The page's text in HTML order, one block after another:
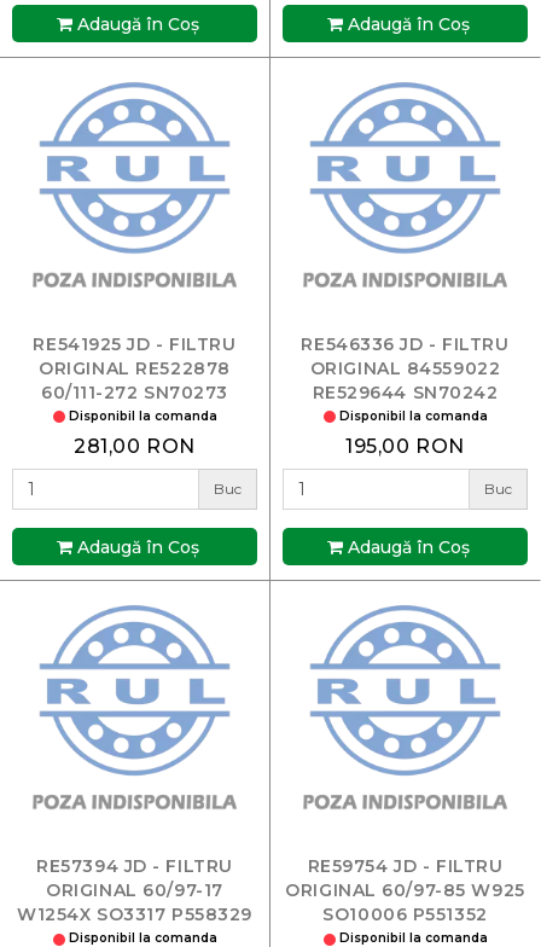
Adaugă în Coş Adaugă în Coş
RE541925 JD - FILTRU
ORIGINAL RE522878
60/111-272 SN70273
WK8162 P551422
Disponibil la comanda
281,00 RON
Buc
Adaugă în Coş
RE546336 JD - FILTRU
ORIGINAL 84559022
RE529644 SN70242
WK8156 P551434 60/111-
264 B58511
Disponibil la comanda
195,00 RON
Buc
Adaugă în Coş
RE57394 JD - FILTRU
ORIGINAL 60/97-17
W1254X SO3317 P558329
Disponibil la comanda
RE59754 JD - FILTRU
ORIGINAL 60/97-85 W925
SO10006 P551352
Disponibil la comanda